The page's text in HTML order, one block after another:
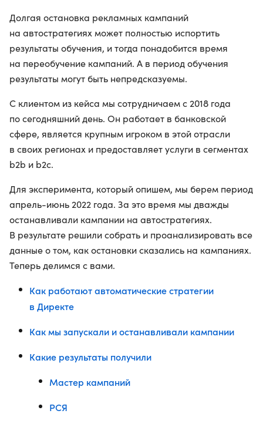
Долгая остановка рекламных кампаний
на автостратегиях может полностью испортить
результаты обучения, и тогда понадобится время
на переобучение кампаний. А в период обучения
результаты могут быть непредсказуемы.
С клиентом из кейса мы сотрудничаем с 2018 года
по сегодняшний день. Он работает в банковской
сфере, является крупным игроком в этой отрасли
в своих регионах и предоставляет услуги в сегментах
b2b и b2c.
Для эксперимента, который опишем, мы берем период
апрель-июнь 2022 года. За это время мы дважды
останавливали кампании на автостратегиях.
В результате решили собрать и проанализировать все
данные о том, как остановки сказались на кампаниях.
Теперь делимся с вами.
Как работают автоматические стратегии
в Директе
Как мы запускали и останавливали кампании
Какие результаты получили
Мастер кампаний
РСЯ